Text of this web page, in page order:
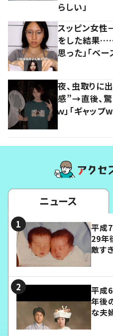
らしい」
スッピン女性
をした結果
思った」「ベー
夜、虫取りに
感”→直後、驚
ｗ」「ギャップ
ニュース
平成
29年
敵す
平成
年後
な夫